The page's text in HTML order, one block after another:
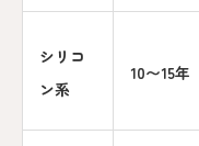
シリコ
ン系
10〜15年